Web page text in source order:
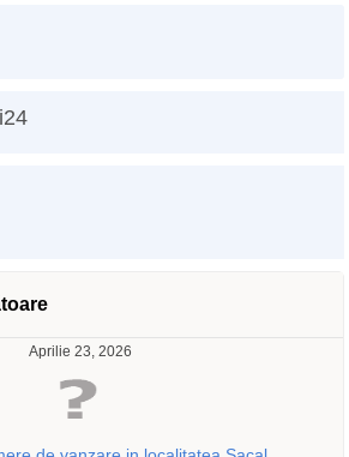
Aprilie 23, 2026